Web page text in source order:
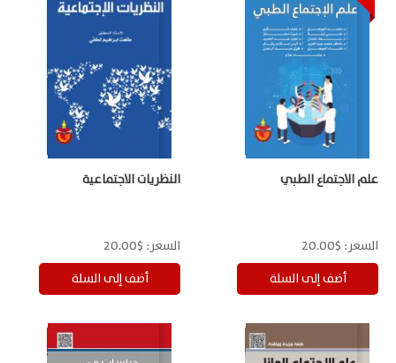
علم الاجتماع الطبي
السعر: $20.00
النظريات الاجتماعية
السعر: $20.00